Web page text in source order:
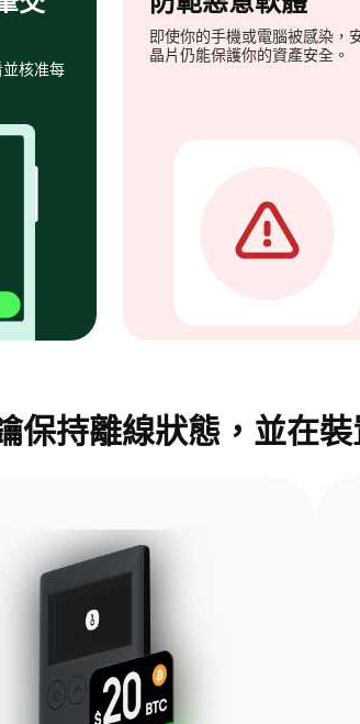
核准每
即使你的手機或電腦被感染，
晶片仍能保護你的資產安全。
保持離線狀態，並在